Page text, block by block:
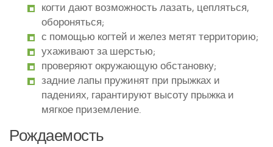
когти дают возможность лазать, цепляться,
обороняться;
с помощью когтей и желез метят территорию;
ухаживают за шерстью;
проверяют окружающую обстановку;
задние лапы пружинят при прыжках и
падениях, гарантируют высоту прыжка и
мягкое приземление.
Рождаемость